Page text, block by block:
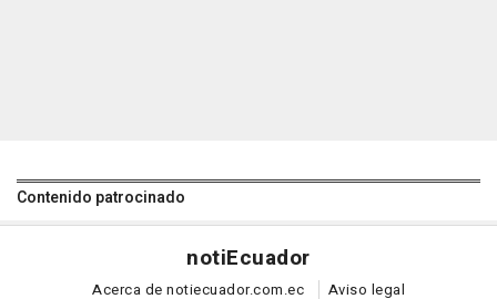
Contenido patrocinado
notiEcuador
Acerca de notiecuador.com.ec
Aviso legal